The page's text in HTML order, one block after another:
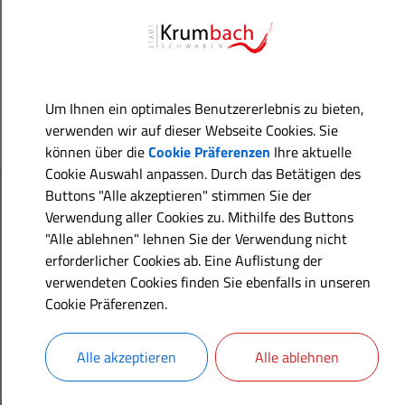
OpenStreetMap wird
Um Ihnen ein optimales Benutzererlebnis zu bieten,
verwenden wir auf dieser Webseite Cookies. Sie
können über dieCookie Präferenzen Ihre aktuelle
Cookie Auswahl anpassen. Durch das Betätigen des
Buttons "Alle akzeptieren" stimmen Sie der
Verwendung aller Cookies zu. Mithilfe des Buttons
"Alle ablehnen" lehnen Sie der Verwendung nicht
erforderlicher Cookies ab. Eine Auflistung der
verwendeten Cookies finden Sie ebenfalls in unseren
Cookie Präferenzen.
Alle akzeptieren Alle ablehnen